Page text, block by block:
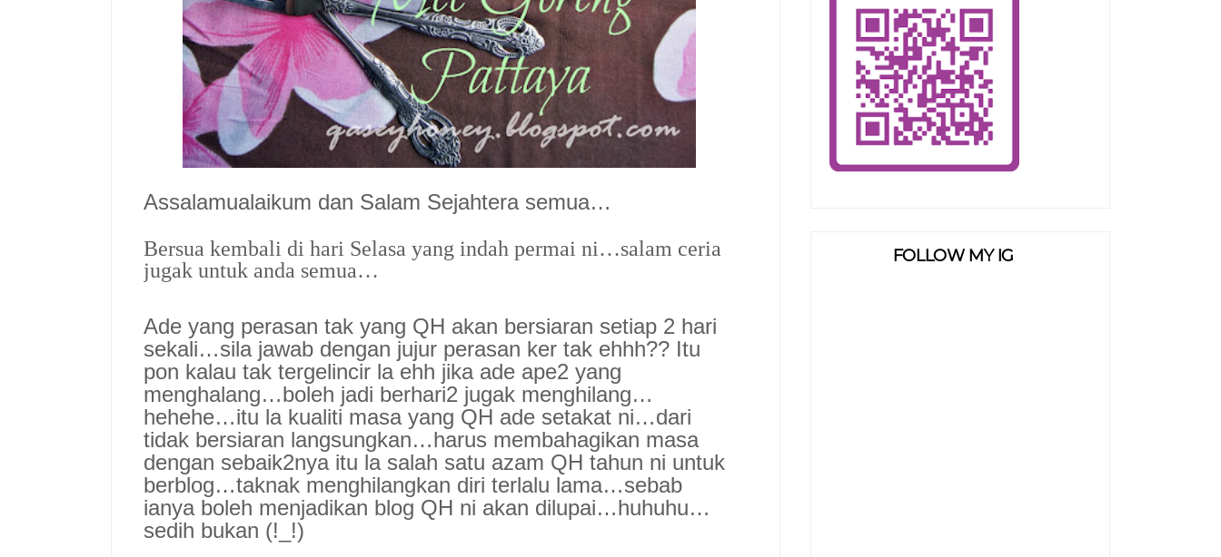
Assalamualaikum dan Salam Sejahtera semua…
Bersua kembali di hari Selasa yang indah permai ni…salam ceria
jugak untuk anda semua…
Ade yang perasan tak yang QH akan bersiaran setiap 2 hari
sekali…sila jawab dengan jujur perasan ker tak ehhh?? Itu
pon kalau tak tergelincir la ehh jika ade ape2 yang
menghalang…boleh jadi berhari2 jugak menghilang…
hehehe…itu la kualiti masa yang QH ade setakat ni…dari
tidak bersiaran langsungkan…harus membahagikan masa
dengan sebaik2nya itu la salah satu azam QH tahun ni untuk
berblog…taknak menghilangkan diri terlalu lama…sebab
ianya boleh menjadikan blog QH ni akan dilupai…huhuhu…
sedih bukan (!_!)
FOLLOW MY IG